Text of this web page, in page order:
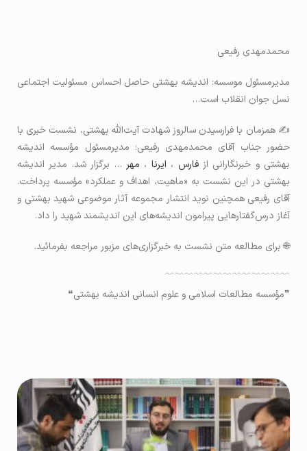
محمدمهدی رفیعی
مدیرمسئول موسسه: اندیشه بهشتی حاصل احساس مسئولیت اجتماعی
نسل جوان انقلاب است…
✍️ همزمان با فرارسیدن سالروز شهادت آیت‌الله بهشتی، نشست خبری با
حضور جناب آقای محمدمهدی رفیعی؛ مدیرمسئول مؤسسه اندیشه
بهشتی و خبرنگارانی ازفارس ، ایرنا ، مهر … برگزار شد. مدیر اندیشه
بهشتی در این نشست به «ماهیت، اهداف و عملکرد» مؤسسه پرداخت.
آقای رفیعی همچنین نوید انتشار مجموعه آثار موضوعی شهید بهشتی و
آغاز درس‌گفتارهایی پیرامون اندیشه‌های این اندیشمند شهید را داد.
🌐 برای مطالعه متن نشست به خبرگزاری‌های مزبور مراجعه بفرمائید.
﹋﹋﹋﹋﹋﹋﹋﹋﹋﹋﹋﹋﹋
❞مؤسسه مطالعات اسلامی و علوم انسانی اندیشه بهشتی❝